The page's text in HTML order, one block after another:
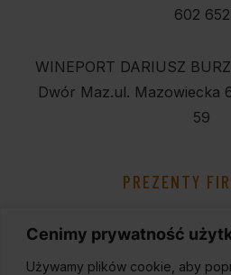
Cenimy prywatność
Używamy plików cookie, aby
602 652
WINEPORT DARIUSZ
Dwór Maz.ul. Mazowiecka
59
PREZENTY